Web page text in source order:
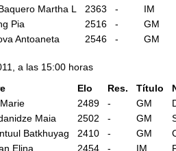
Martha L 2363 -
IM
Pia 2516 -
GM
Antoaneta 2546 - GM
a las 15:00 horas
Elo Res. Título
2489 - GM
Maia 2502 - GM
Batkhuyag 2410 - GM
Elina 2454 - IM